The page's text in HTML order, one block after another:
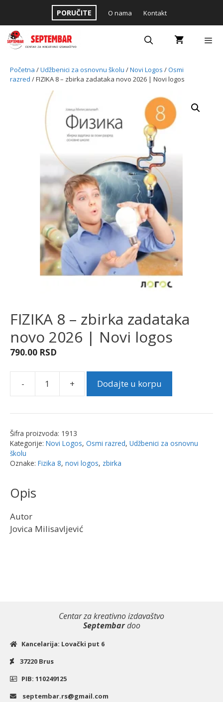
content
PORUČITE O nama Kontakt
Početna /Udžbenici za osnovnu školu /Novi Logos /Osmi
razred / FIZIKA 8 – zbirka zadataka novo 2026 | Novi logos
FIZIKA 8 – zbirka zadataka
novo 2026 | Novi logos
790.00 RSD
-
FIZIKA
-
zadataka
2026
+ Dodajte u korpu
Šifra proizvoda: 1913
Kategorije: Novi Logos, Osmi razred, Udžbenici za osnovnu
školu
Oznake: Fizika 8, novi logos, zbirka
Opis
Autor
Jovica Milisavljević
Centar za kreativno izdavaštvo
Septembardoo
Kancelarija: Lovački put 6
37220 Brus
PIB: 110249125
septembar.rs@gmail.com